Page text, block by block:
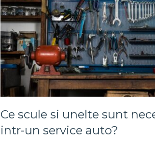
Ce scule si unelte sunt
intr-un service auto?